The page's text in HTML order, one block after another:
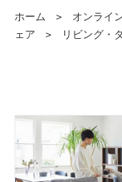
ホーム ＞ オンライ
ェア
＞ リビング・